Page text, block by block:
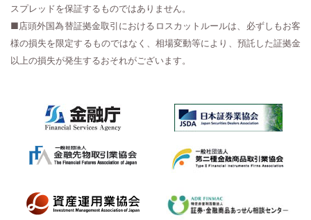
スプレッドを保証するものではありません。
■店頭外国為替証拠金取引におけるロスカットルールは、必ずしもお客
様の損失を限定するものではなく、相場変動等により、預託した証拠金
以上の損失が発生するおそれがございます。